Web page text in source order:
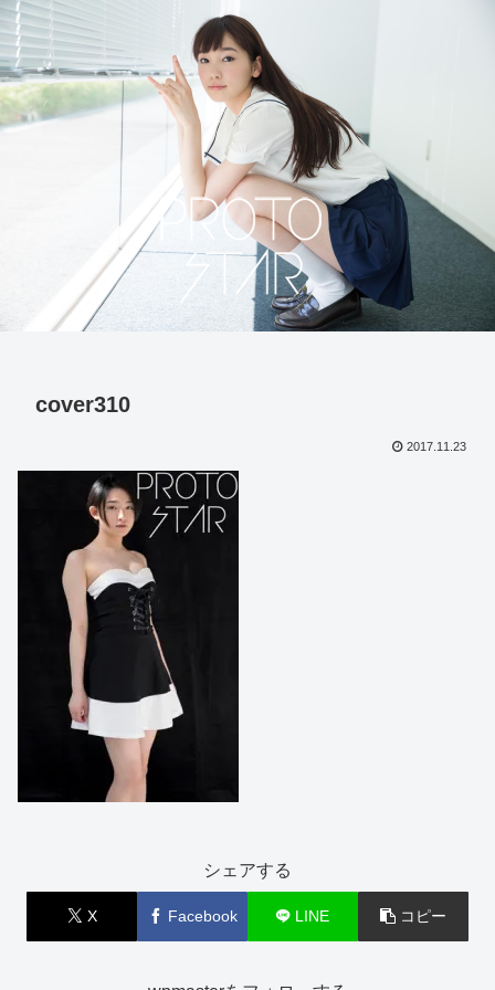
cover310
2017.11.23
シェアする
X Facebook LINE コピー